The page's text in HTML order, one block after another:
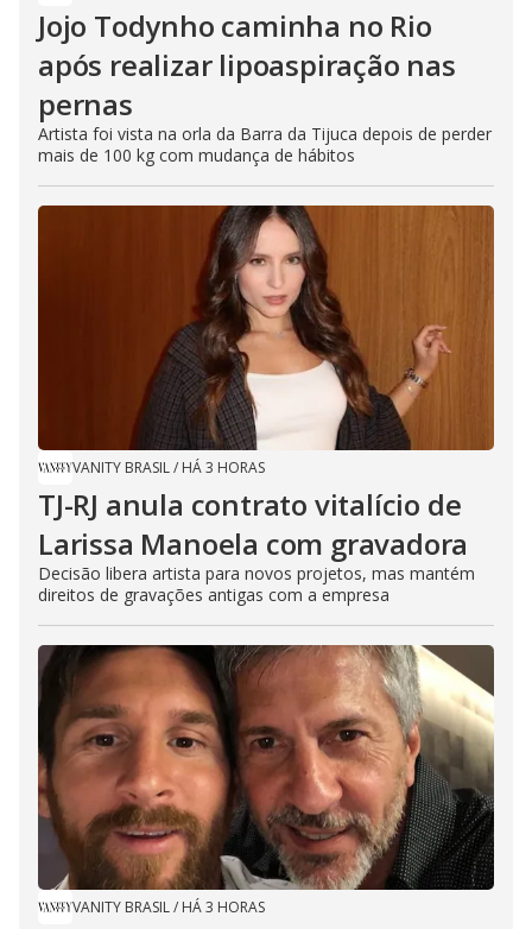
Jojo Todynho caminha no Rio
após realizar lipoaspiração nas
pernas
Artista foi vista na orla da Barra da Tijuca depois de perder
mais de 100 kg com mudança de hábitos
VANITY BRASIL/ HÁ 3 HORAS
TJ-RJ anula contrato vitalício de
Larissa Manoela com gravadora
Decisão libera artista para novos projetos, mas mantém
direitos de gravações antigas com a empresa
VANITY BRASIL/ HÁ 3 HORAS